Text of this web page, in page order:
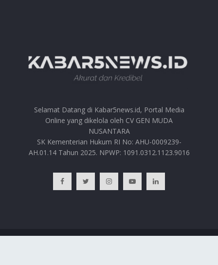
Selamat Datang di Kabar5news.id, Portal Media
Online yang dikelola oleh CV GEN MUDA
NUSANTARA
SK Kementerian Hukum RI No: AHU-0009239-
AH.01.14 Tahun 2025. NPWP: 1091.0312.1123.9016